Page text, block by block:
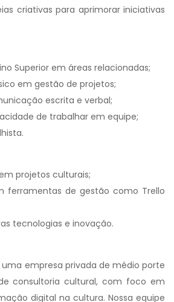
criativas para aprimorar iniciativas
Superior em áreas relacionadas;
em gestão de projetos;
escrita e verbal;
de trabalhar em equipe;
projetos culturais;
ferramentas de gestão como Trello
tecnologias e inovação.
uma empresa privada de médio porte
consultoria cultural, com foco em
digital na cultura. Nossa equipe